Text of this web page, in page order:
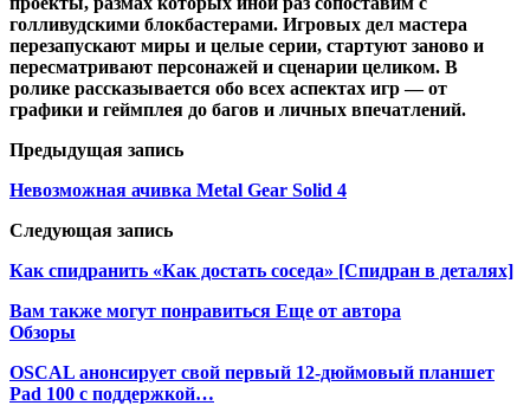
голливудскими блокбастерами. Игровых дел мастера
перезапускают миры и целые серии, стартуют заново и
пересматривают персонажей и сценарии целиком. В
ролике рассказывается обо всех аспектах игр — от
графики и геймплея до багов и личных впечатлений.
Предыдущая запись
Невозможная ачивка Metal Gear Solid 4
Следующая запись
Как спидранить «Как достать соседа» [Спидран в деталях]
Вам также могут понравиться Еще от автора
Обзоры
OSCAL анонсирует свой первый 12-дюймовый планшет
Pad 100 с поддержкой…